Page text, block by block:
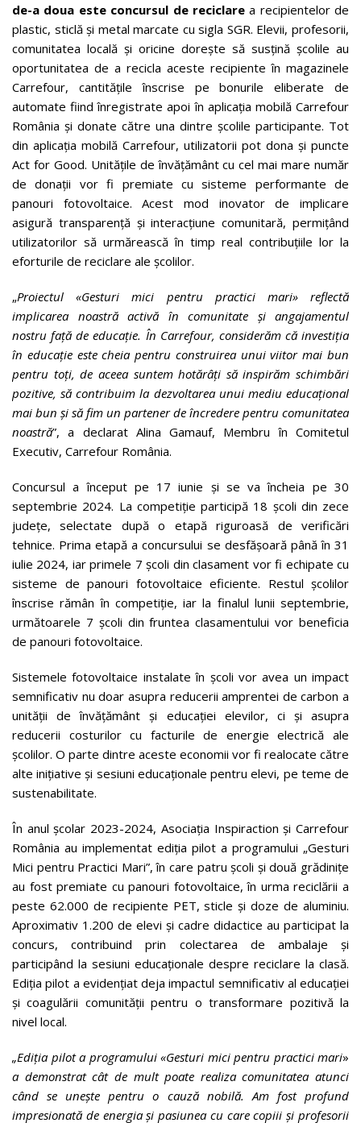
de-a doua este concursul de reciclarea recipientelor de
plastic, sticlă și metal marcate cu sigla SGR. Elevii, profesorii,
comunitatea locală și oricine dorește să susțină școlile au
oportunitatea de a recicla aceste recipiente în magazinele
Carrefour, cantitățile înscrise pe bonurile eliberate de
automate fiind înregistrate apoi în aplicația mobilă Carrefour
România și donate către una dintre școlile participante. Tot
din aplicația mobilă Carrefour, utilizatorii pot dona și puncte
Act for Good. Unitățile de învățământ cu cel mai mare număr
de donații vor fi premiate cu sisteme performante de
panouri fotovoltaice. Acest mod inovator de implicare
asigură transparență și interacțiune comunitară, permițând
utilizatorilor să urmărească în timp real contribuțiile lor la
eforturile de reciclare ale școlilor.
„Proiectul «Gesturi mici pentru practici mari» reflectă
implicarea noastră activă în comunitate și angajamentul
nostru față de educație. În Carrefour, considerăm că investiția
în educație este cheia pentru construirea unui viitor mai bun
pentru toți, de aceea suntem hotărâți să inspirăm schimbări
pozitive, să contribuim la dezvoltarea unui mediu educațional
mai bun şi să fim un partener de încredere pentru comunitatea
noastră”, a declarat Alina Gamauf, Membru în Comitetul
Executiv, Carrefour România.
Concursul a început pe 17 iunie și se va încheia pe 30
septembrie 2024. La competiție participă 18 școli din zece
județe, selectate după o etapă riguroasă de verificări
tehnice. Prima etapă a concursului se desfășoară până în 31
iulie 2024, iar primele 7 școli din clasament vor fi echipate cu
sisteme de panouri fotovoltaice eficiente. Restul școlilor
înscrise rămân în competiție, iar la finalul lunii septembrie,
următoarele 7 școli din fruntea clasamentului vor beneficia
de panouri fotovoltaice.
Sistemele fotovoltaice instalate în școli vor avea un impact
semnificativ nu doar asupra reducerii amprentei de carbon a
unității de învățământ și educației elevilor, ci și asupra
reducerii costurilor cu facturile de energie electrică ale
școlilor. O parte dintre aceste economii vor fi realocate către
alte inițiative și sesiuni educaționale pentru elevi, pe teme de
sustenabilitate.
În anul școlar 2023-2024, Asociația Inspiraction și Carrefour
România au implementat ediția pilot a programului „Gesturi
Mici pentru Practici Mari”, în care patru școli și două grădinițe
au fost premiate cu panouri fotovoltaice, în urma reciclării a
peste 62.000 de recipiente PET, sticle și doze de aluminiu.
Aproximativ 1.200 de elevi și cadre didactice au participat la
concurs, contribuind prin colectarea de ambalaje și
participând la sesiuni educaționale despre reciclare la clasă.
Ediția pilot a evidențiat deja impactul semnificativ al educației
și coagulării comunității pentru o transformare pozitivă la
nivel local.
„Ediția pilot a programului «Gesturi mici pentru practici mari»
a demonstrat cât de mult poate realiza comunitatea atunci
când se unește pentru o cauză nobilă. Am fost profund
impresionată de energia și pasiunea cu care copiii și profesorii